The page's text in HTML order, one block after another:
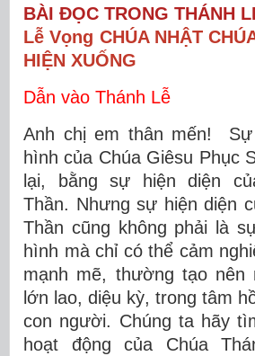
BÀI ĐỌC TRONG THÁNH
Lễ Vọng CHÚA NHẬT
HIỆN XUỐNG
Dẫn vào Thánh Lễ
Anh chị em thân mến!
hình của Chúa Giêsu Phục
lại, bằng sự hiện diện
Thần. Nhưng sự hiện diện
Thần cũng không phải là
hình mà chỉ có thể cảm
mạnh mẽ, thường tạo nên
lớn lao, diệu kỳ, trong tâm
con người. Chúng ta hãy
hoạt động của Chúa